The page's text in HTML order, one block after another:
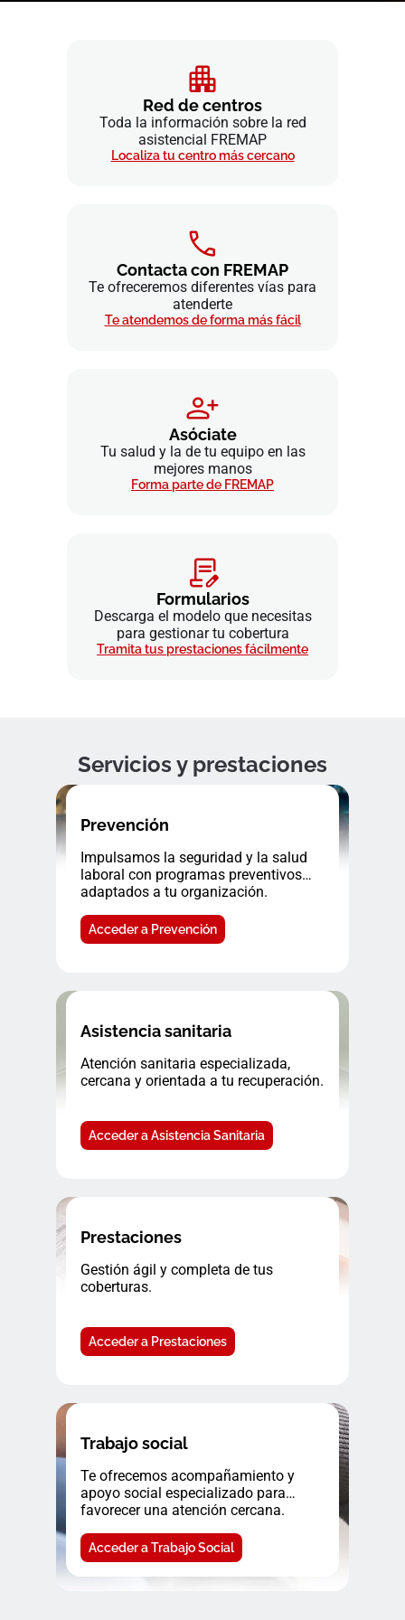
Red de centros
Toda la información sobre la red
asistencial FREMAP
Localiza tu centro más cercano
Contacta con FREMAP
Te ofreceremos diferentes vías para
atenderte
Te atendemos de forma más fácil
Asóciate
Tu salud y la de tu equipo en las
mejores manos
Forma parte de FREMAP
Formularios
Descarga el modelo que necesitas
para gestionar tu cobertura
Tramita tus prestaciones fácilmente
Servicios y prestaciones
Prevención
Impulsamos la seguridad y la salud
laboral con programas preventivos
adaptados a tu organización.
Acceder a Prevención
Asistencia sanitaria
Atención sanitaria especializada,
cercana y orientada a tu recuperación.
Acceder a Asistencia Sanitaria
Prestaciones
Gestión ágil y completa de tus
coberturas.
Acceder a Prestaciones
Trabajo social
Te ofrecemos acompañamiento y
apoyo social especializado para
favorecer una atención cercana.
Acceder a Trabajo Social